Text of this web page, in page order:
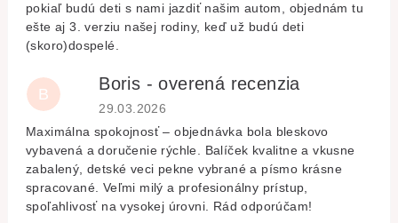
pokiaľ budú deti s nami jazdiť našim autom, objednám tu
ešte aj 3. verziu našej rodiny, keď už budú deti
(skoro)dospelé.
B
Boris - overená recenzia
Hodnocení obchodu je 5 z 5 hvězdiček.
29.03.2026
Maximálna spokojnosť – objednávka bola bleskovo
vybavená a doručenie rýchle. Balíček kvalitne a vkusne
zabalený, detské veci pekne vybrané a písmo krásne
spracované. Veľmi milý a profesionálny prístup,
spoľahlivosť na vysokej úrovni. Rád odporúčam!